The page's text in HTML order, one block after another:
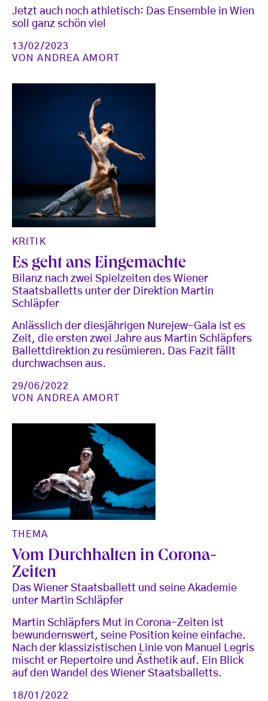
Jetzt auch noch athletisch: Das Ensemble in Wien
soll ganz schön viel
13/02/2023
VONANDREA AMORT
KRITIK
Es geht ans Eingemachte
Bilanz nach zwei Spielzeiten des Wiener
Staatsballetts unter der Direktion Martin
Schläpfer
Anlässlich der diesjährigen Nurejew-Gala ist es
Zeit, die ersten zwei Jahre aus Martin Schläpfers
Ballettdirektion zu resümieren. Das Fazit fällt
durchwachsen aus.
29/06/2022
VONANDREA AMORT
THEMA
Vom Durchhalten in Corona-
Zeiten
Das Wiener Staatsballett und seine Akademie
unter Martin Schläpfer
Martin Schläpfers Mut in Corona-Zeiten ist
bewundernswert, seine Position keine einfache.
Nach der klassizistischen Linie von Manuel Legris
mischt er Repertoire und Ästhetik auf. Ein Blick
auf den Wandel des Wiener Staatsballetts.
18/01/2022